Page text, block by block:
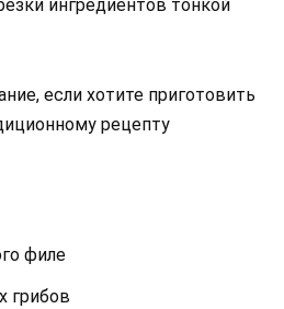
ингредиентов тонкой
если хотите приготовить
рецепту
филе
грибов